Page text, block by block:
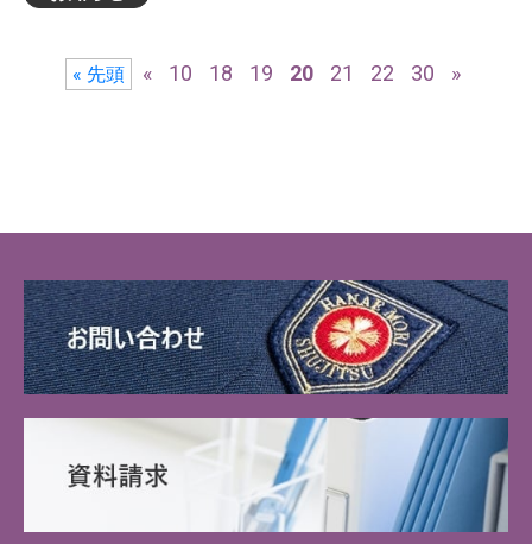
« 先頭 « 10 18 19 20 21 22 30 »